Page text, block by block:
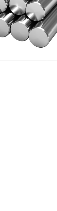
из нерж
вал
полый и